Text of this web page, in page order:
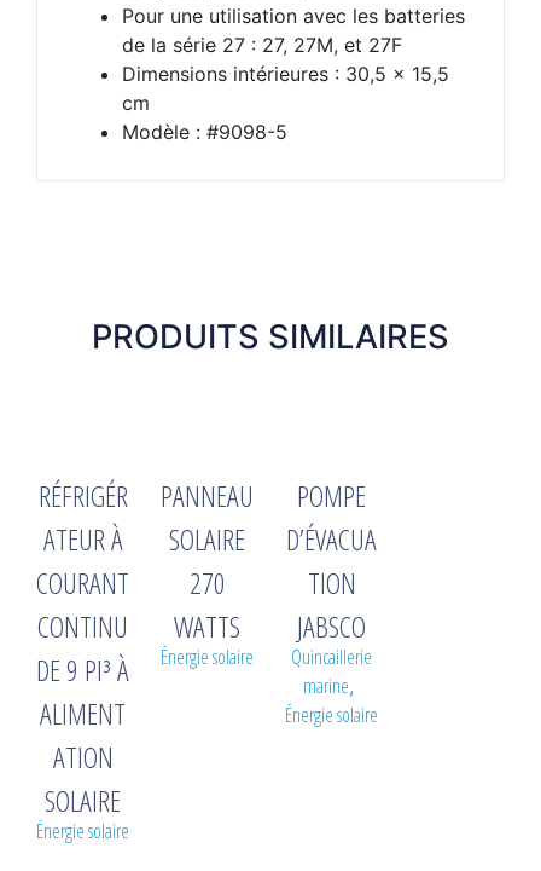
Pour une utilisation avec les batteries
de la série 27 : 27, 27M, et 27F
Dimensions intérieures : 30,5 x 15,5
cm
Modèle : #9098-5
PRODUITS SIMILAIRES
RÉFRIGÉR
ATEUR À
COURANT
CONTINU
DE 9 PI³ À
ALIMENT
ATION
SOLAIRE
Énergie solaire
PANNEAU
SOLAIRE
270
WATTS
Énergie solaire
POMPE
D’ÉVACUA
TION
JABSCO
Quincaillerie
marine,
Énergie solaire